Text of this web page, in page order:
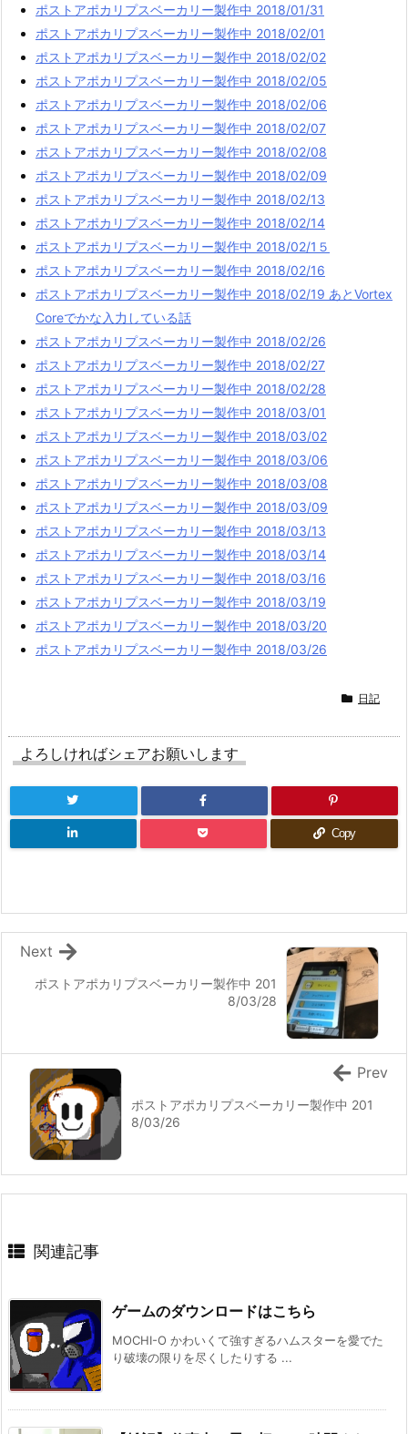
ポストアポカリプスベーカリー製作中 2018/01/31
ポストアポカリプスベーカリー製作中 2018/02/01
ポストアポカリプスベーカリー製作中 2018/02/02
ポストアポカリプスベーカリー製作中 2018/02/05
ポストアポカリプスベーカリー製作中 2018/02/06
ポストアポカリプスベーカリー製作中 2018/02/07
ポストアポカリプスベーカリー製作中 2018/02/08
ポストアポカリプスベーカリー製作中 2018/02/09
ポストアポカリプスベーカリー製作中 2018/02/13
ポストアポカリプスベーカリー製作中 2018/02/14
ポストアポカリプスベーカリー製作中 2018/02/1５
ポストアポカリプスベーカリー製作中 2018/02/16
ポストアポカリプスベーカリー製作中 2018/02/19 あとVortex
Coreでかな入力している話
ポストアポカリプスベーカリー製作中 2018/02/26
ポストアポカリプスベーカリー製作中 2018/02/27
ポストアポカリプスベーカリー製作中 2018/02/28
ポストアポカリプスベーカリー製作中 2018/03/01
ポストアポカリプスベーカリー製作中 2018/03/02
ポストアポカリプスベーカリー製作中 2018/03/06
ポストアポカリプスベーカリー製作中 2018/03/08
ポストアポカリプスベーカリー製作中 2018/03/09
ポストアポカリプスベーカリー製作中 2018/03/13
ポストアポカリプスベーカリー製作中 2018/03/14
ポストアポカリプスベーカリー製作中 2018/03/16
ポストアポカリプスベーカリー製作中 2018/03/19
ポストアポカリプスベーカリー製作中 2018/03/20
ポストアポカリプスベーカリー製作中 2018/03/26
日記
よろしければシェアお願いします
Copy
ポストアポカリプスベーカリー製作中 201
8/03/28
Next
ポストアポカリプスベーカリー製作中 201
8/03/26
Prev
関連記事
ゲームのダウンロードはこちら
MOCHI-O かわいくて強すぎるハムスターを愛でた
り破壊の限りを尽くしたりする ...